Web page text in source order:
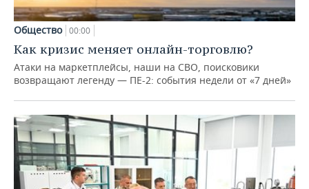
Общество 00:00
Как кризис меняет онлайн-торговлю?
Атаки на маркетплейсы, наши на СВО, поисковики
возвращают легенду — ПЕ-2: события недели от «7 дней»